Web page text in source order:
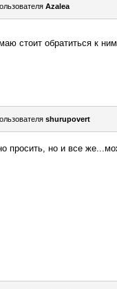
Azalea
стоит обратиться к
shurupovert
просить, но и все